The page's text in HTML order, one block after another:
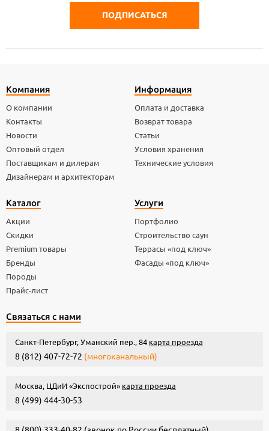
Компания
О компании
Контакты
Новости
Оптовый отдел
Поставщикам и дилерам
Дизайнерам и архитекторам
Информация
Оплата и доставка
Возврат товара
Статьи
Условия хранения
Технические условия
Каталог
Акции
Скидки
Premium товары
Бренды
Породы
Прайс-лист
Услуги
Портфолио
Строительство саун
Террасы «под ключ»
Фасады «под ключ»
Связаться с нами
Санкт-Петербург, Уманский пер., 84 карта проезда
8 (812) 407-72-72 (многоканальный)
Москва, ЦДиИ «Экспострой» карта проезда
8 (499) 444-30-53